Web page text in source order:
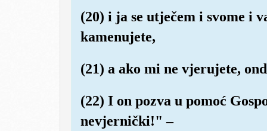
(20) i ja se utječem i svome i
kamenujete,
(21) a ako mi ne vjerujete,
(22) I on pozva u pomoć
nevjernički!" –